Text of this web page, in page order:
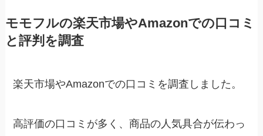
モモフルの楽天市場やAmazonでの口コミ
と評判を調査
楽天市場やAmazonでの口コミを調査しました。
高評価の口コミが多く、商品の人気具合が伝わっ